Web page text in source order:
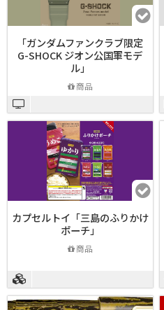
「ガンダムファンクラブ限定
G-SHOCK ジオン公国軍モデ
ル」
商品
カプセルトイ「三島のふりかけ
ポーチ」
商品